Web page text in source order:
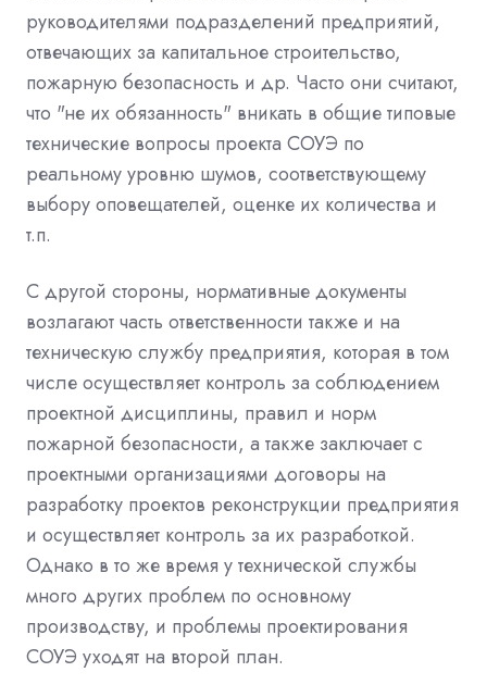
руководителями подразделений предприятий,
отвечающих за капитальное строительство,
пожарную безопасность и др. Часто они считают,
что "не их обязанность" вникать в общие типовые
технические вопросы проекта СОУЭ по
реальному уровню шумов, соответствующему
выбору оповещателей, оценке их количества и
т.п.
С другой стороны, нормативные документы
возлагают часть ответственности также и на
техническую службу предприятия, которая в том
числе осуществляет контроль за соблюдением
проектной дисциплины, правил и норм
пожарной безопасности, а также заключает с
проектными организациями договоры на
разработку проектов реконструкции предприятия
и осуществляет контроль за их разработкой.
Однако в то же время у технической службы
много других проблем по основному
производству, и проблемы проектирования
СОУЭ уходят на второй план.